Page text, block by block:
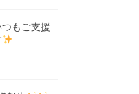
もご支援